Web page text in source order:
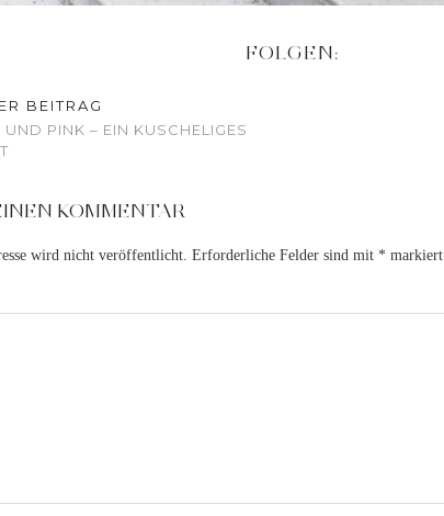
FOLGEN:
BEITRAG
UND PINK – EIN KUSCHELIGES
KOMMENTAR
wird nicht veröffentlicht. Erforderliche Felder sind mit * markiert